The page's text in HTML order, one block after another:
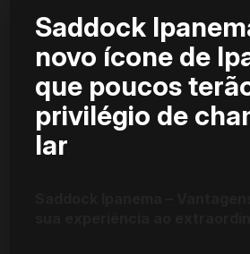
Saddock
novo ícone de
que poucos
privilégio de
lar